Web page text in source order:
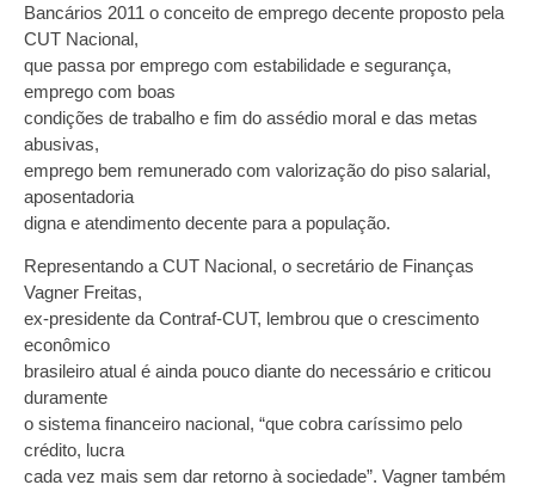
Bancários 2011 o conceito de emprego decente proposto pela
CUT Nacional,
que passa por emprego com estabilidade e segurança,
emprego com boas
condições de trabalho e fim do assédio moral e das metas
abusivas,
emprego bem remunerado com valorização do piso salarial,
aposentadoria
digna e atendimento decente para a população.
Representando a CUT Nacional, o secretário de Finanças
Vagner Freitas,
ex-presidente da Contraf-CUT, lembrou que o crescimento
econômico
brasileiro atual é ainda pouco diante do necessário e criticou
duramente
o sistema financeiro nacional, “que cobra caríssimo pelo
crédito, lucra
cada vez mais sem dar retorno à sociedade”. Vagner também